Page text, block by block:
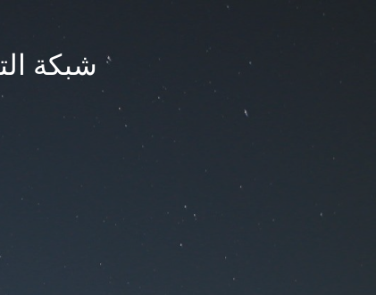
شبكة